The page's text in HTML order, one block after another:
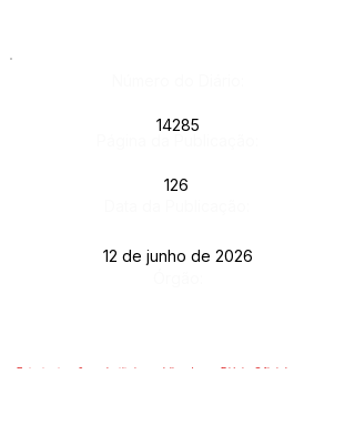
14285
126
12 de junho de 2026
Este texto não substitui o publicado no Diário Oficial, mas